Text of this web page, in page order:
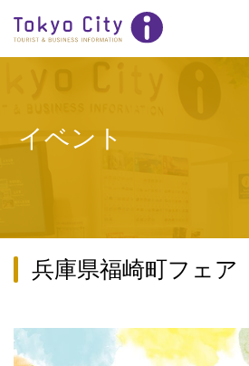
イベント
兵庫県福崎町フェア